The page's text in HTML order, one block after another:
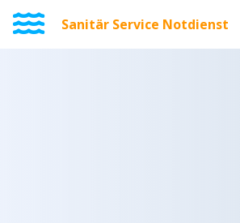
Sanitär Service Notdienst